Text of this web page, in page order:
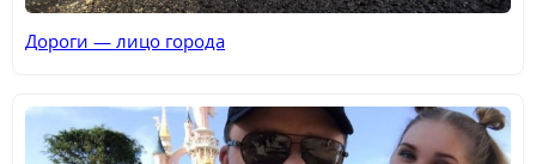
Дороги — лицо города